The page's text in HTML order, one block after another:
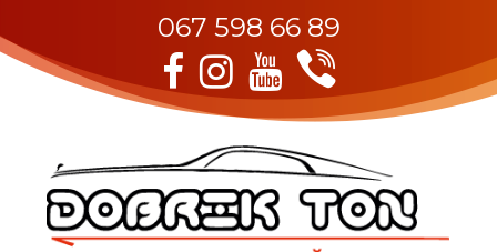
067 598 66 89
Facebook
Instagram
Youtube
Viber